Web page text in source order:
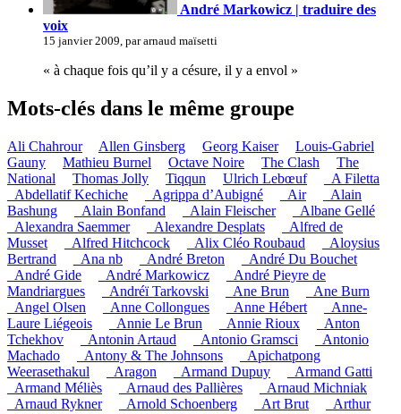
André Markowicz | traduire des
voix
15 janvier 2009, par arnaud maïsetti
« à chaque fois qu’il y a césure, il y a envol »
Mots-clés dans le même groupe
Ali Chahrour Allen Ginsberg Georg Kaiser
Louis-Gabriel
Gauny
Mathieu Burnel Octave Noire The Clash
The
National
Thomas Jolly Tiqqun Ulrich Lebœuf
_A Filetta
_Abdellatif Kechiche
_Agrippa d’Aubigné _Air
_Alain
Bashung
_Alain Bonfand _Alain Fleischer
_Albane Gellé
_Alexandra Saemmer
_Alexandre Desplats
_Alfred de
Musset
_Alfred Hitchcock _Alix Cléo Roubaud
_Aloysius
Bertrand
_Ana nb _André Breton
_André Du Bouchet
_André Gide
_André Markowicz
_André Pieyre de
Mandriargues
_Andréï Tarkovski _Ane Brun
_Ane Burn
_Angel Olsen
_Anne Collongues _Anne Hébert
_Anne-
Laure Liégeois
_Annie Le Brun _Annie Rioux
_Anton
Tchekhov
_Antonin Artaud _Antonio Gramsci
_Antonio
Machado
_Antony & The Johnsons
_Apichatpong
Weerasethakul
_Aragon _Armand Dupuy
_Armand Gatti
_Armand Méliès
_Arnaud des Pallières
_Arnaud Michniak
_Arnaud Rykner
_Arnold Schoenberg _Art Brut
_Arthur